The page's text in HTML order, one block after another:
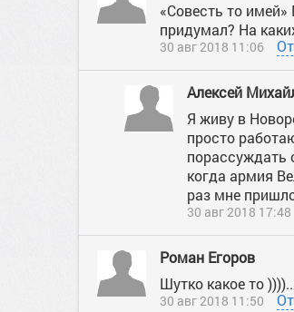
«Совесть то
придумал? На
30 авг 2018 11:06
Алексей
Я живу в
просто
порассуждать
когда армия
раз мне
30 авг 2018 17:48
Роман Егоров
Шутко какое то
30 авг 2018 11:50